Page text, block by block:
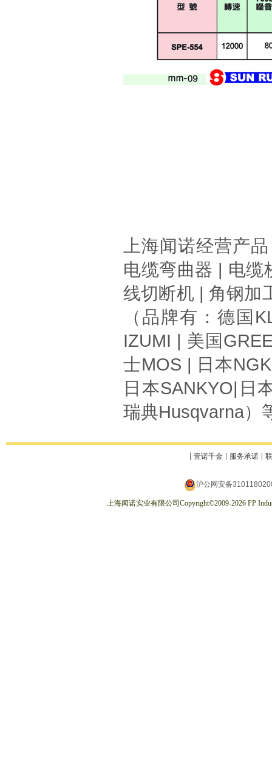
上海闻诺经营产品
电缆弯曲器 | 电缆
线切断机|角钢加
（品牌有：德国
IZUMI | 美国
士MOS | 日本
日本SANKYO|日
瑞典Husqvarna）
壹诺千金 服务承诺
沪公网安备
上海闻诺实业有限公司 Copyright©2009-2026 FP